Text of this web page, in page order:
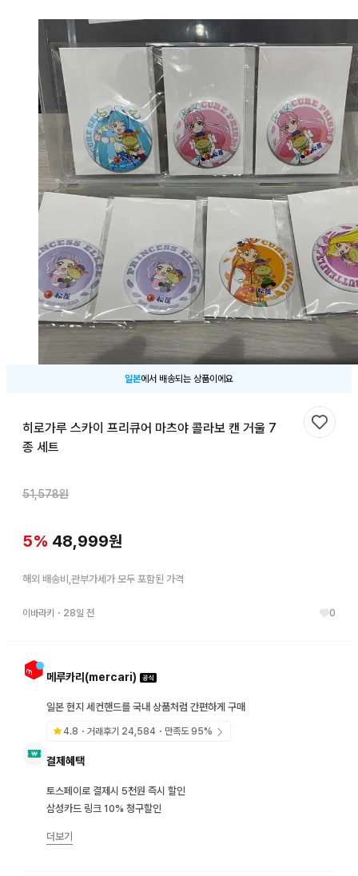
일본에서 배송되는 상품이에요
히로가루 스카이 프리큐어 마츠야 콜라보 캔 거울 7
종 세트
51,578원
5% 48,999원
해외 배송비,관부가세가 모두 포함된 가격
이바라키 ・ 28일 전 0
메루카리(mercari)
일본 현지 세컨핸드를 국내 상품처럼 간편하게 구매
4.8 ・거래후기 24,584・만족도95%
결제혜택
토스페이로 결제시 5천원 즉시 할인
삼성카드 링크 10% 청구할인
더보기
찜하기